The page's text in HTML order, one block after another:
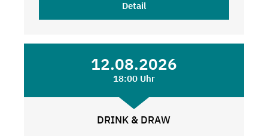
Detail
12.08.2026
18:00 Uhr
DRINK & DRAW